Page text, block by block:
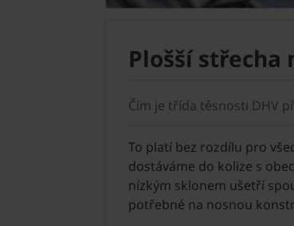
Plošší střecha
Čím je třída těsnosti DHV
To platí bez rozdílu pro
dostáváme do kolize s
nízkým sklonem ušetří
potřebné na nosnou